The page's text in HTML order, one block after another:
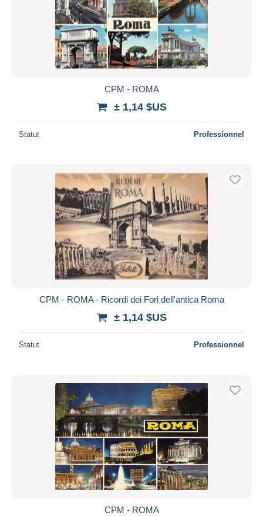
CPM - ROMA
± 1,14 $US
Statut Professionnel
CPM - ROMA - Ricordi dei Fori dell'antica Roma
± 1,14 $US
Statut Professionnel
CPM - ROMA